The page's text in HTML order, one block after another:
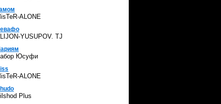
ALONE
YUSUPOV. TJ
Юсуфи
ALONE
Plus